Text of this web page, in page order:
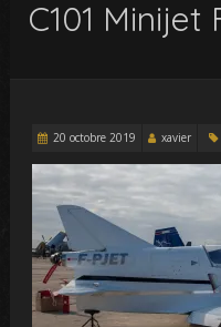
C101 Minijet
20 octobre 2019 xavier